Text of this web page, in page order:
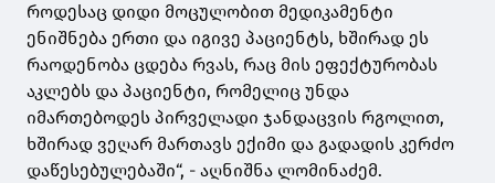
როდესაც დიდი მოცულობით მედიკამენტი
ენიშნება ერთი და იგივე პაციენტს, ხშირად ეს
რაოდენობა ცდება რვას, რაც მის ეფექტურობას
აკლებს და პაციენტი, რომელიც უნდა
იმართებოდეს პირველადი ჯანდაცვის რგოლით,
ხშირად ვეღარ მართავს ექიმი და გადადის კერძო
დაწესებულებაში“, - აღნიშნა ლომინაძემ.